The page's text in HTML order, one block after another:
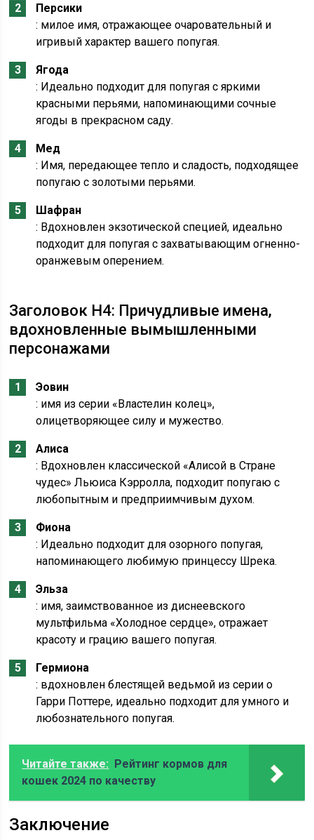
Персики
: милое имя, отражающее очаровательный и
игривый характер вашего попугая.
Ягода
: Идеально подходит для попугая с яркими
красными перьями, напоминающими сочные
ягоды в прекрасном саду.
Мед
: Имя, передающее тепло и сладость, подходящее
попугаю с золотыми перьями.
Шафран
: Вдохновлен экзотической специей, идеально
подходит для попугая с захватывающим огненно-
оранжевым оперением.
Заголовок H4: Причудливые имена,
вдохновленные вымышленными
персонажами
Эовин
: имя из серии «Властелин колец»,
олицетворяющее силу и мужество.
Алиса
: Вдохновлен классической «Алисой в Стране
чудес» Льюиса Кэрролла, подходит попугаю с
любопытным и предприимчивым духом.
Фиона
: Идеально подходит для озорного попугая,
напоминающего любимую принцессу Шрека.
Эльза
: имя, заимствованное из диснеевского
мультфильма «Холодное сердце», отражает
красоту и грацию вашего попугая.
Гермиона
: вдохновлен блестящей ведьмой из серии о
Гарри Поттере, идеально подходит для умного и
любознательного попугая.
Читайте также:
Рейтинг кормов для
кошек 2024 по качеству
Заключение